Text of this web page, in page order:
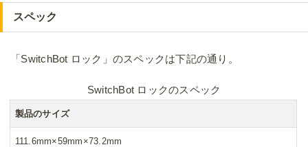
スペック
「SwitchBot ロック」のスペックは下記の通り。
SwitchBot ロックのスペック
製品のサイズ
111.6mm×59mm×73.2mm